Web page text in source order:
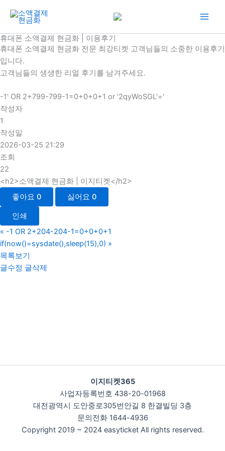
로
건
너
뛰
휴대폰 소액결제 현금화 | 이용후기
휴대폰 소액결제 현금화 전문 최강티켓 고객님들의 소중한 이용후기
입니다.
고객님들의 생생한 리얼 후기를 남겨주세요.
-1' OR 2+799-799-1=0+0+0+1 or '2qyWoSGL'='
작성자
1
작성일
2026-03-25 21:29
조회
22
<h2>소액결제 현금화 | 이지티켓</h2>
좋아요 0 싫어요 0
인쇄
« -1 OR 2+204-204-1=0+0+0+1
if(now()=sysdate(),sleep(15),0) »
목록보기
글수정 글삭제
이지티켓365
사업자등록번호 438-20-01968
대전광역시 도안중로305번안길 8 한결빌딩 3층
문의전화 1644-4936
Copyright 2019 ~ 2024 easyticket All rights reserved.